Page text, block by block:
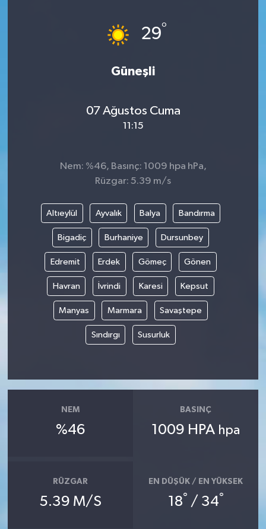
29°
Güneşli
07 Ağustos Cuma
11:15
Nem: %46, Basınç: 1009 hpa hPa,
Rüzgar: 5.39 m/s
Altıeylül Ayvalık Balya Bandırma
Bigadiç Burhaniye Dursunbey
Edremit Erdek Gömeç Gönen
Havran İvrindi Karesi Kepsut
Manyas Marmara Savaştepe
Sındırgı Susurluk
NEM
%46
BASINÇ
1009 HPA hpa
RÜZGAR
5.39 M/S
EN DÜŞÜK / EN YÜKSEK
18° / 34°
YAZARLAR
RESMİ İLAN
MAGAZİN